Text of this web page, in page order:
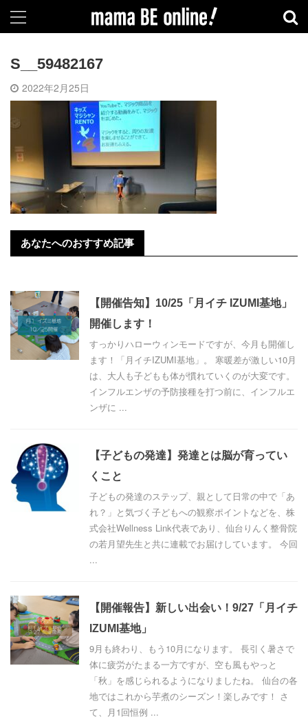
S__59482167
2022年2月25日
あなたへのおすすめ記事
【開催告知】10/25「月イチ IZUMI基地」
開催します！
すっかりハローウィンモードですが、今月も開催し
ます！「月イチIZUMI基地」。 寒暖差が激しい10月
は、大人も子どもも体が慣れていくのが大変です。
インフルエンザの予防接種を打つ前に、インフルエ
ンザに ...
【子どもの発達】発達とは脳が育ってい
くこと
子どもの発達のステップ、親として日常の中で「あ
れ？」と気づく子どもへの観察ポイントなどを、株
式会社Wellness Link代表であり、仙台りんく整骨院
の若月望先生と共に連載でお届けしています。 今回
...
【開催報告】新しい出会い！9/27「月イチ
IZUMI基地」
9月も終わり、もう10月になります。 長引く暑さで
体に疲労がたまる一方ですが、空も風もやっと
「秋」を感じられるようになりましたね。 仙台の各
地ではこれから芋煮のシーズン！楽しみです！ さ
て、月1回恒例 ...